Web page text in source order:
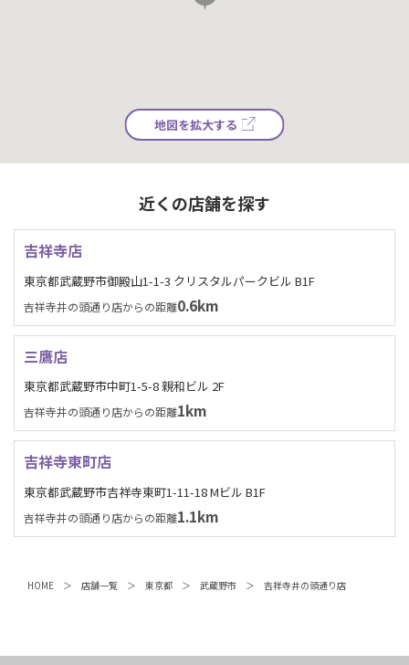
地図を拡大する
近くの店舗を探す
吉祥寺店
東京都武蔵野市御殿山1-1-3 クリスタルパークビル B1F
吉祥寺井の頭通り店からの距離0.6km
三鷹店
東京都武蔵野市中町1-5-8 親和ビル 2F
吉祥寺井の頭通り店からの距離1km
吉祥寺東町店
東京都武蔵野市吉祥寺東町1-11-18 Mビル B1F
吉祥寺井の頭通り店からの距離1.1km
HOME 店舗一覧 東京都 武蔵野市 吉祥寺井の頭通り店